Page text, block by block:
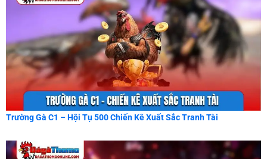
Trường Gà C1 – Hội Tụ 500 Chiến Kê Xuất Sắc Tranh Tài